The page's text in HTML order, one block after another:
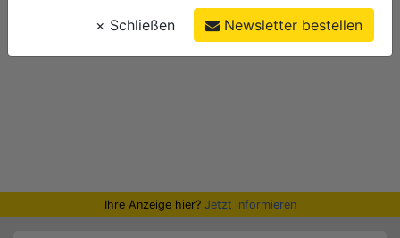
Ihre Anzeige hier? Jetzt informieren
× Schließen Newsletter bestellen